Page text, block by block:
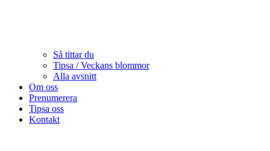
Så tittar du
Tipsa / Veckans blommor
Alla avsnitt
Om oss
Prenumerera
Tipsa oss
Kontakt